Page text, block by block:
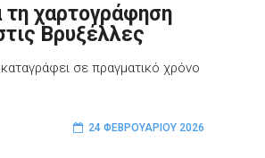
τη χαρτογράφηση
Βρυξέλλες
σε πραγματικό χρόνο
24 ΦΕΒΡΟΥΑΡΊΟΥ 2026